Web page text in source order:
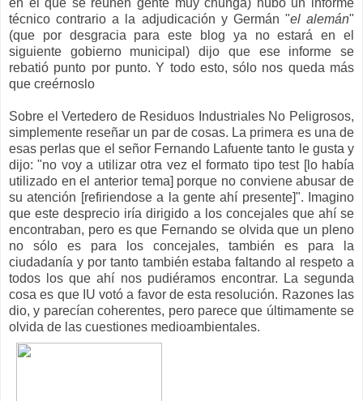
técnico contrario a la adjudicación y Germán "el alemán"
(que por desgracia para este blog ya no estará en el
siguiente gobierno municipal) dijo que ese informe se
rebatió punto por punto. Y todo esto, sólo nos queda más
que creérnoslo
Sobre el Vertedero de Residuos Industriales No Peligrosos,
simplemente reseñar un par de cosas. La primera es una de
esas perlas que el señor Fernando Lafuente tanto le gusta y
dijo: "no voy a utilizar otra vez el formato tipo test [lo había
utilizado en el anterior tema] porque no conviene abusar de
su atención [refiriendose a la gente ahí presente]". Imagino
que este desprecio iría dirigido a los concejales que ahí se
encontraban, pero es que Fernando se olvida que un pleno
no sólo es para los concejales, también es para la
ciudadanía y por tanto también estaba faltando al respeto a
todos los que ahí nos pudiéramos encontrar. La segunda
cosa es que IU votó a favor de esta resolución. Razones las
dio, y parecían coherentes, pero parece que últimamente se
olvida de las cuestiones medioambientales.